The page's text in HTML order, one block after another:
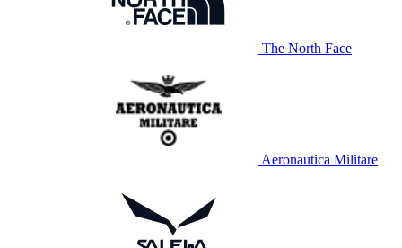
The North Face
Aeronautica Militare